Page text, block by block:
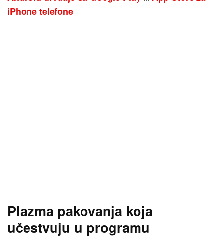
iPhone telefone
Plazma pakovanja koja
učestvuju u programu